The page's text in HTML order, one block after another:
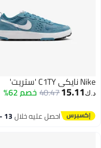
Nike نايكي C1TY 'ستريت'
د.ك‏15.11
40.47خصم 62%
احصل عليه خلال